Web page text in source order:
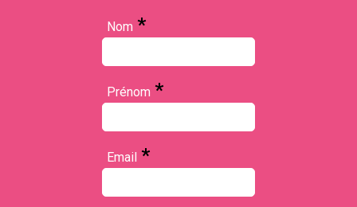
Nom *
Prénom *
Email *